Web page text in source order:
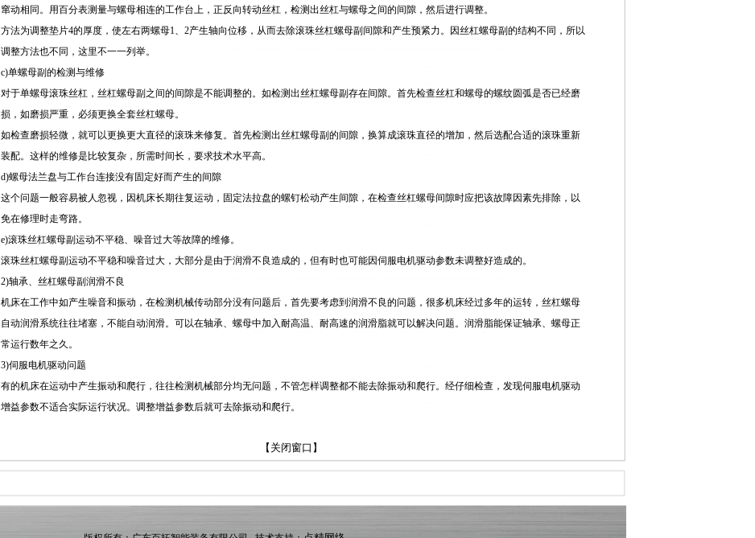
窜动相同。用百分表测量与螺母相连的工作台上，正反向转动丝杠，检测出丝杠与螺母之间的间隙，然后进行调整。
方法为调整垫片4的厚度，使左右两螺母1、2产生轴向位移，从而去除滚珠丝杠螺母副间隙和产生预紧力。因丝杠螺母副的结构不同，所以
调整方法也不同，这里不一一列举。
c)单螺母副的检测与维修
对于单螺母滚珠丝杠，丝杠螺母副之间的间隙是不能调整的。如检测出丝杠螺母副存在间隙。首先检查丝杠和螺母的螺纹圆弧是否已经磨
损，如磨损严重，必须更换全套丝杠螺母。
如检查磨损轻微，就可以更换更大直径的滚珠来修复。首先检测出丝杠螺母副的间隙，换算成滚珠直径的增加，然后选配合适的滚珠重新
装配。这样的维修是比较复杂，所需时间长，要求技术水平高。
d)螺母法兰盘与工作台连接没有固定好而产生的间隙
这个问题一般容易被人忽视，因机床长期往复运动，固定法拉盘的螺钉松动产生间隙，在检查丝杠螺母间隙时应把该故障因素先排除，以
免在修理时走弯路。
e)滚珠丝杠螺母副运动不平稳、噪音过大等故障的维修。
滚珠丝杠螺母副运动不平稳和噪音过大，大部分是由于润滑不良造成的，但有时也可能因伺服电机驱动参数未调整好造成的。
2)轴承、丝杠螺母副润滑不良
机床在工作中如产生噪音和振动，在检测机械传动部分没有问题后，首先要考虑到润滑不良的问题，很多机床经过多年的运转，丝杠螺母
自动润滑系统往往堵塞，不能自动润滑。可以在轴承、螺母中加入耐高温、耐高速的润滑脂就可以解决问题。润滑脂能保证轴承、螺母正
常运行数年之久。
3)伺服电机驱动问题
有的机床在运动中产生振动和爬行，往往检测机械部分均无问题，不管怎样调整都不能去除振动和爬行。经仔细检查，发现伺服电机驱动
增益参数不适合实际运行状况。调整增益参数后就可去除振动和爬行。
【关闭窗口】